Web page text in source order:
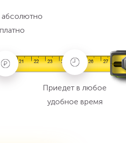
Приедет в любое
удобное время